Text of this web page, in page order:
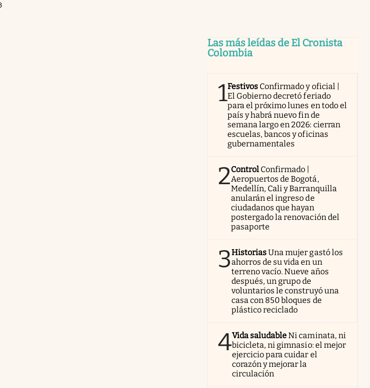
Las más leídas de El Cronista
Colombia
1Festivos Confirmado y oficial |
El Gobierno decretó feriado
para el próximo lunes en todo el
país y habrá nuevo fin de
semana largo en 2026: cierran
escuelas, bancos y oficinas
gubernamentales
2Control Confirmado |
Aeropuertos de Bogotá,
Medellín, Cali y Barranquilla
anularán el ingreso de
ciudadanos que hayan
postergado la renovación del
pasaporte
3HistoriasUna mujer gastó los
ahorros de su vida en un
terreno vacío. Nueve años
después, un grupo de
voluntarios le construyó una
casa con 850 bloques de
plástico reciclado
4Vida saludableNi caminata, ni
bicicleta, ni gimnasio: el mejor
ejercicio para cuidar el
corazón y mejorar la
circulación